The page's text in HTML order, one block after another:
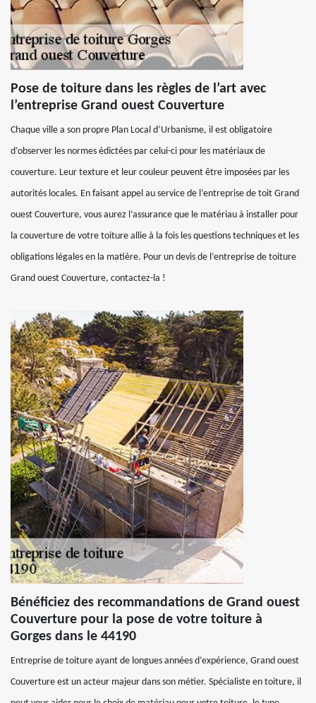
Pose de toiture dans les règles de l’art avec
l’entreprise Grand ouest Couverture
Chaque ville a son propre Plan Local d’Urbanisme, il est obligatoire
d’observer les normes édictées par celui-ci pour les matériaux de
couverture. Leur texture et leur couleur peuvent être imposées par les
autorités locales. En faisant appel au service de l’entreprise de toit Grand
ouest Couverture, vous aurez l’assurance que le matériau à installer pour
la couverture de votre toiture allie à la fois les questions techniques et les
obligations légales en la matière. Pour un devis de l’entreprise de toiture
Grand ouest Couverture, contactez-la !
Bénéficiez des recommandations de Grand ouest
Couverture pour la pose de votre toiture à
Gorges dans le 44190
Entreprise de toiture ayant de longues années d’expérience, Grand ouest
Couverture est un acteur majeur dans son métier. Spécialiste en toiture, il